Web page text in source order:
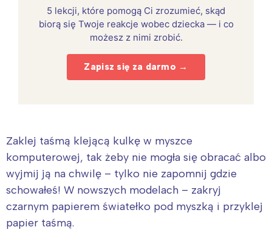
5 lekcji, które pomogą Ci zrozumieć, skąd
biorą się Twoje reakcje wobec dziecka — i co
możesz z nimi zrobić.
Zapisz się za darmo →
Zaklej taśmą klejącą kulkę w myszce
komputerowej, tak żeby nie mogła się obracać albo
wyjmij ją na chwilę – tylko nie zapomnij gdzie
schowałeś! W nowszych modelach – zakryj
czarnym papierem światełko pod myszką i przyklej
papier taśmą.